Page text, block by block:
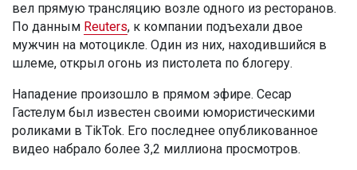
вел прямую трансляцию возле одного из ресторанов.
По данным Reuters, к компании подъехали двое
мужчин на мотоцикле. Один из них, находившийся в
шлеме, открыл огонь из пистолета по блогеру.
Нападение произошло в прямом эфире. Сесар
Гастелум был известен своими юмористическими
роликами в TikTok. Его последнее опубликованное
видео набрало более 3,2 миллиона просмотров.